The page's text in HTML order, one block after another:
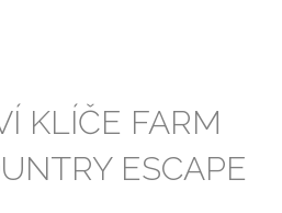
KLÍČE FARM
ESCAPE